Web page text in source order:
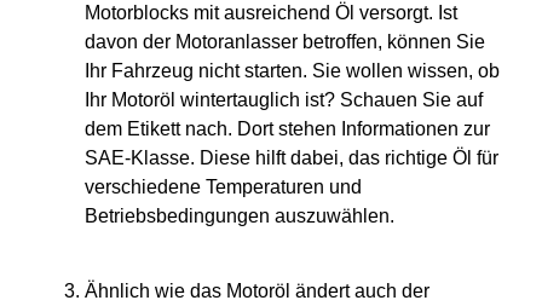
Motorblocks mit ausreichend Öl versorgt. Ist
davon der Motoranlasser betroffen, können Sie
Ihr Fahrzeug nicht starten. Sie wollen wissen, ob
Ihr Motoröl wintertauglich ist? Schauen Sie auf
dem Etikett nach. Dort stehen Informationen zur
SAE-Klasse. Diese hilft dabei, das richtige Öl für
verschiedene Temperaturen und
Betriebsbedingungen auszuwählen.
Ähnlich wie das Motoröl ändert auch der